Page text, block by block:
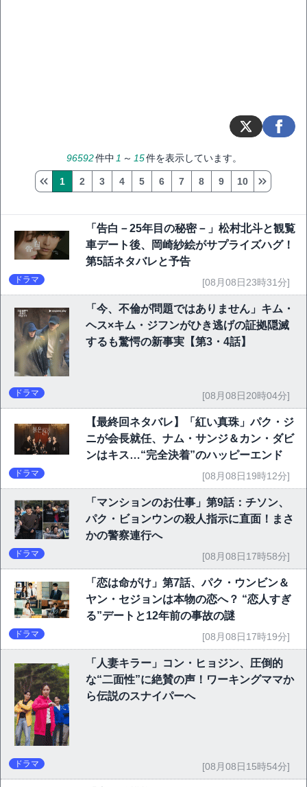
96592件中 1 ～ 15件を表示しています。
1 2 3 4 5 6 7 8 9 10
「告白－25年目の秘密－」松村北斗と観覧
車デート後、岡崎紗絵がサプライズハグ！
第5話ネタバレと予告
ドラマ [08月08日23時31分]
「今、不倫が問題ではありません」キム・
ヘス×キム・ジフンがひき逃げの証拠隠滅
するも驚愕の新事実【第3・4話】
ドラマ [08月08日20時04分]
【最終回ネタバレ】「紅い真珠」パク・ジ
ニが会長就任、ナム・サンジ＆カン・ダビ
ンはキス…“完全決着”のハッピーエンド
ドラマ [08月08日19時12分]
「マンションのお仕事」第9話：チソン、
パク・ビョンウンの殺人指示に直面！まさ
かの警察連行へ
ドラマ [08月08日17時58分]
「恋は命がけ」第7話、パク・ウンビン＆
ヤン・セジョンは本物の恋へ？ “恋人すぎ
る”デートと12年前の事故の謎
ドラマ [08月08日17時19分]
「人妻キラー」コン・ヒョジン、圧倒的
な“二面性”に絶賛の声！ワーキングママか
ら伝説のスナイパーへ
ドラマ [08月08日15時54分]